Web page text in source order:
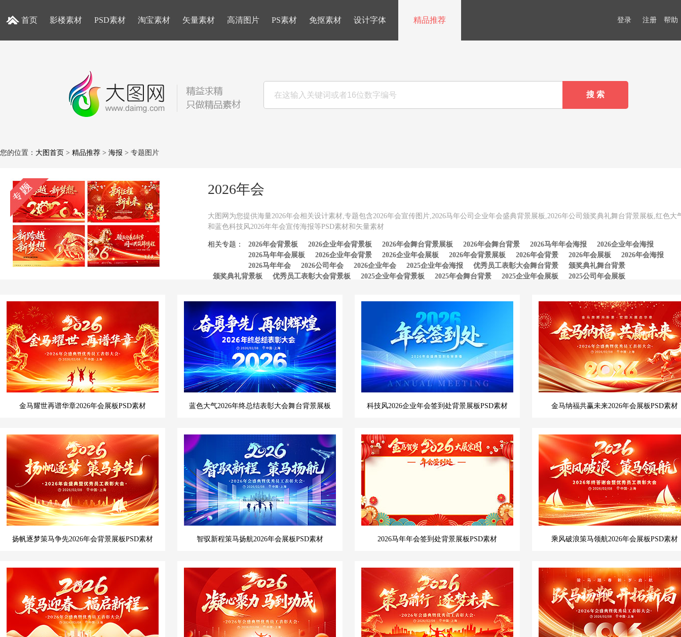
首页 影楼素材 PSD素材 淘宝素材 矢量素材 高清图片 PS素材 免抠素材 设计字体 精品推荐 登录 注册 帮助
您的位置： 大图首页 > 精品推荐 > 海报 > 专题图片
2026年会
大图网为您提供海量2026年会相关设计素材,专题包含2026年会宣传图片,2026马年公司企业年会盛典背景展板,2026年公司颁奖典礼舞台背景展板,红色大
和蓝色科技风2026年年会宣传海报等PSD素材和矢量素材
相关专题： 2026年会背景板 2026企业年会背景板 2026年会舞台背景展板 2026年会舞台背景 2026马年年会海报
2026企业年会海报
2026马年年会展板
2026企业年会背景 2026企业年会展板 2026年会背景展板 2026年会背景 2026年会展板
2026年会海报
2026马年年会
2026公司年会 2026企业年会 2025企业年会海报 优秀员工表彰大会舞台背景
颁奖典礼舞台背景
颁奖典礼背景板
优秀员工表彰大会背景板 2025企业年会背景板 2025年会舞台背景 2025企业年会展板 2025公司年会展板
金马耀世再谱华章2026年会展板PSD素材 蓝色大气2026年终总结表彰大会舞台背景展板 科技风2026企业年会签到处背景展板PSD素材 金马纳福共赢未来2026年会展板PSD素材
扬帆逐梦策马争先2026年会背景展板PSD素材 智驭新程策马扬航2026年会展板PSD素材 2026马年年会签到处背景展板PSD素材 乘风破浪策马领航2026年会展板PSD素材